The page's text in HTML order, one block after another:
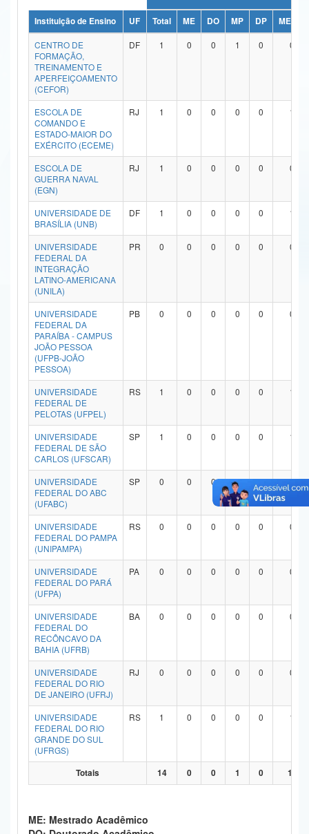
Ministério da Ciência, Tecnologia, Inovações e Comunicações
Ministério do Meio Ambiente
Ministério do Turismo
Ministério do Desenvolvimento Regional
Controladoria-Geral da União
Ministério da Mulher, da Família e dos Direitos Humanos
Secretaria-Geral
Secretaria de Governo
Gabinete de Segurança Institucional
Advocacia-Geral da União
Banco Central do Brasil
Instituição de Ensino UF Total ME DO MP DP
ME/DO
CENTRO DE
FORMAÇÃO,
TREINAMENTO E
APERFEIÇOAMENTO
(CEFOR)
DF 1 0 0 1 0 0
ESCOLA DE
COMANDO E
ESTADO-MAIOR DO
EXÉRCITO (ECEME)
RJ 1 0 0 0 0 1
ESCOLA DE
GUERRA NAVAL
(EGN)
RJ 1 0 0 0 0 0
UNIVERSIDADE DE
BRASÍLIA (UNB)
DF 1 0 0 0 0 1
UNIVERSIDADE
FEDERAL DA
INTEGRAÇÃO
LATINO-AMERICANA
(UNILA)
PR 0 0 0 0 0 0
UNIVERSIDADE
FEDERAL DA
PARAÍBA - CAMPUS
JOÃO PESSOA
(UFPB-JOÃO
PESSOA)
PB 0 0 0 0 0 0
UNIVERSIDADE
FEDERAL DE
PELOTAS (UFPEL)
RS 1 0 0 0 0 1
UNIVERSIDADE
FEDERAL DE SÃO
CARLOS (UFSCAR)
SP 1 0 0 0 0 1
UNIVERSIDADE
FEDERAL DO ABC
(UFABC)
SP 0 0 0 0 0 0
UNIVERSIDADE
FEDERAL DO PAMPA
(UNIPAMPA)
RS 0 0 0 0 0 0
UNIVERSIDADE
FEDERAL DO PARÁ
(UFPA)
PA 0 0 0 0 0 0
UNIVERSIDADE
FEDERAL DO
RECÔNCAVO DA
BAHIA (UFRB)
BA 0 0 0 0 0 0
UNIVERSIDADE
FEDERAL DO RIO
DE JANEIRO (UFRJ)
RJ 0 0 0 0 0 0
UNIVERSIDADE
FEDERAL DO RIO
GRANDE DO SUL
(UFRGS)
RS 1 0 0 0 0 1
Totais 14 0 0 1 0 11
ME: Mestrado Acadêmico